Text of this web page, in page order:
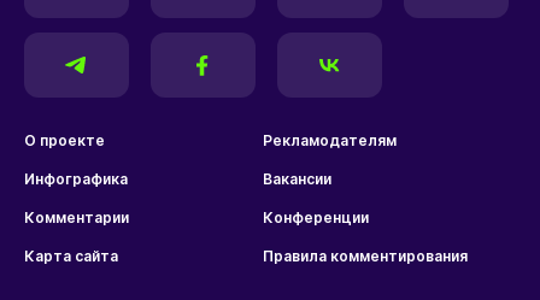
О проекте Рекламодателям
Инфографика Вакансии
Комментарии Конференции
Карта сайта Правила комментирования